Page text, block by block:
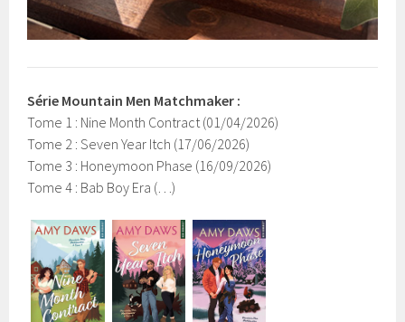
Série Mountain Men Matchmaker :
Tome 1 : Nine Month Contract (01/04/2026)
Tome 2 : Seven Year Itch (17/06/2026)
Tome 3 : Honeymoon Phase (16/09/2026)
Tome 4 : Bab Boy Era (…)